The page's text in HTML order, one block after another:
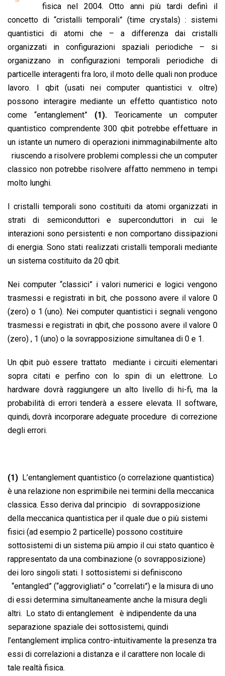
k
p
p
I
n
s
k
fisica nel 2004. Otto anni più tardi definì il
concetto di “cristalli temporali” (time crystals) : sistemi
quantistici di atomi che – a differenza dai cristalli
organizzati in configurazioni spaziali periodiche – si
organizzano in configurazioni temporali periodiche di
particelle interagenti fra loro, il moto delle quali non produce
lavoro. I qbit (usati nei computer quantistici v. oltre)
possono interagire mediante un effetto quantistico noto
come “entanglement” (1). Teoricamente un computer
quantistico comprendente 300 qbit potrebbe effettuare in
un istante un numero di operazioni inimmaginabilmente alto
riuscendo a risolvere problemi complessi che un computer
classico non potrebbe risolvere affatto nemmeno in tempi
molto lunghi.
I cristalli temporali sono costituiti da atomi organizzati in
strati di semiconduttori e superconduttori in cui le
interazioni sono persistenti e non comportano dissipazioni
di energia. Sono stati realizzati cristalli temporali mediante
un sistema costituito da 20 qbit.
Nei computer “classici” i valori numerici e logici vengono
trasmessi e registrati in bit, che possono avere il valore 0
(zero) o 1 (uno). Nei computer quantistici i segnali vengono
trasmessi e registrati in qbit, che possono avere il valore 0
(zero) , 1 (uno) o la sovrapposizione simultanea di 0 e 1.
Un qbit può essere trattato mediante i circuiti elementari
sopra citati e perfino con lo spin di un elettrone. Lo
hardware dovrà raggiungere un alto livello di hi-fi, ma la
probabilità di errori tenderà a essere elevata. Il software,
quindi, dovrà incorporare adeguate procedure di correzione
degli errori.
(1) L’entanglement quantistico (o correlazione quantistica)
è una relazione non esprimibile nei termini della meccanica
classica. Esso deriva dal principio di sovrapposizione
della meccanica quantistica per il quale due o più sistemi
fisici (ad esempio 2 particelle) possono costituire
sottosistemi di un sistema più ampio il cui stato quantico è
rappresentato da una combinazione (o sovrapposizione)
dei loro singoli stati. I sottosistemi si definiscono
“entangled” (“aggrovigliati” o “correlati”) e la misura di uno
di essi determina simultaneamente anche la misura degli
altri. Lo stato di entanglement è indipendente da una
separazione spaziale dei sottosistemi, quindi
l’entanglement implica contro-intuitivamente la presenza tra
essi di correlazioni a distanza e il carattere non locale di
tale realtà fisica.